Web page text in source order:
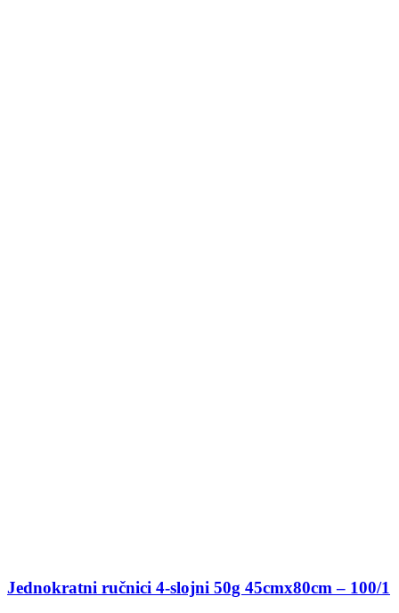
Jednokratni ručnici 4-slojni 50g 45cmx80cm – 100/1